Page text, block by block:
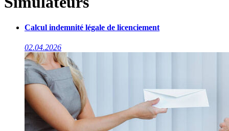
Calcul indemnité légale de licenciement
02.04.2026